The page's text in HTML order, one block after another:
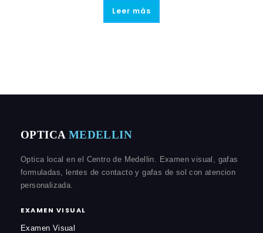
Leer más
OPTICA MEDELLIN
Optica local en el Centro de Medellin. Examen visual, gafas
formuladas, lentes de contacto y gafas de sol con atencion
personalizada.
EXAMEN VISUAL
Examen Visual